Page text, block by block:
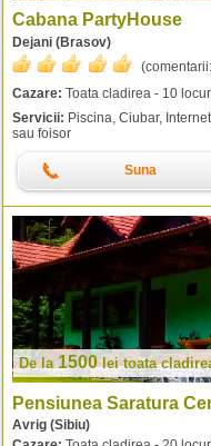
Cabana PartyHouse
Dejani (Brasov)
(comentarii:
Cazare: Toata cladirea - 10
Servicii: Piscina, Ciubar,
sau foisor
Suna
De la 1500leitoata
Pensiunea Saratura
Avrig (Sibiu)